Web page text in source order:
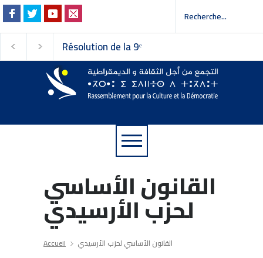
Résolution de la 9ᵉ
session du Conseil
national du
Rassemblement pour la
Culture et la Démocratie
إلى وسائل الإعلام
القانون الأساسي
لحزب الأرسيدي
Accueil القانون الأساسي لحزب الأرسيدي